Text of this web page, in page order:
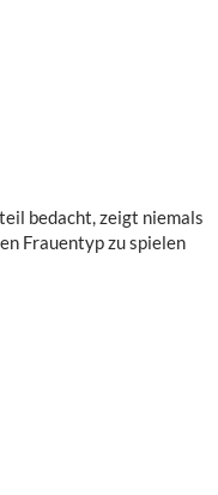
bedacht, zeigt niemals
Frauentyp zu spielen